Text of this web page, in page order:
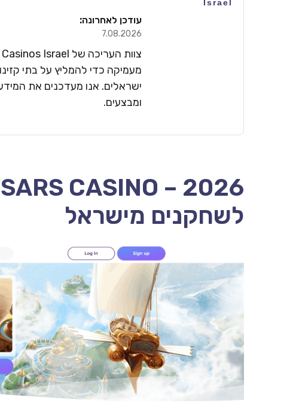
עודכן לאחרונה:
7.08.2026
מעמיקה כדי להמליץ על בתי
ישראלים. אנו מעדכנים את המידע
ומבצעים.
לשחקנים מישראל